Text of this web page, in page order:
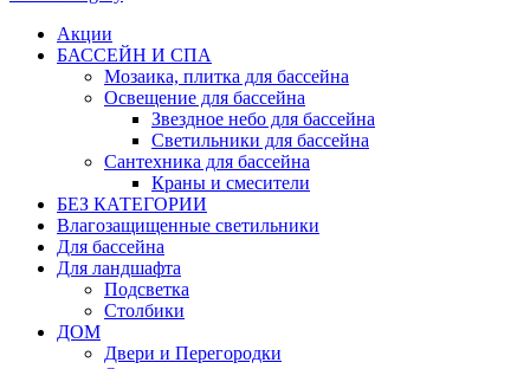
Акции
БАССЕЙН И СПА
Мозаика, плитка для бассейна
Освещение для бассейна
Звездное небо для бассейна
Светильники для бассейна
Сантехника для бассейна
Краны и смесители
БЕЗ КАТЕГОРИИ
Влагозащищенные светильники
Для бассейна
Для ландшафта
Подсветка
Столбики
ДОМ
Двери и Перегородки